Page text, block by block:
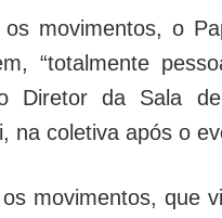
movimentos, o
“totalmente
o Diretor da Sala
na coletiva após o
movimentos, que